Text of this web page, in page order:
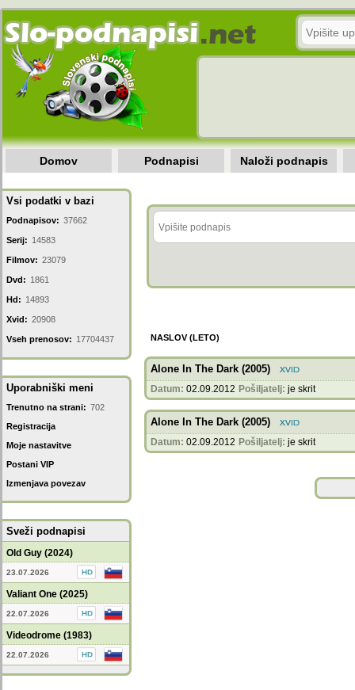
Domov Podnapisi Naloži podnapis
Vsi podatki v bazi
Podnapisov: 37662
Serij: 14583
Filmov: 23079
Dvd: 1861
Hd: 14893
Xvid: 20908
Vseh prenosov: 17704437
Uporabniški meni
Trenutno na strani: 702
Registracija
Moje nastavitve
Postani VIP
Izmenjava povezav
Sveži podnapisi
Old Guy (2024)
23.07.2026
Valiant One (2025)
22.07.2026
Videodrome (1983)
22.07.2026
NASLOV (LETO)
Alone In The Dark (2005)
Datum: 02.09.2012 Pošiljatelj: je skrit
Alone In The Dark (2005)
Datum: 02.09.2012 Pošiljatelj: je skrit